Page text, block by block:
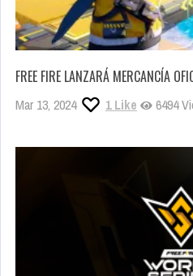
FREE FIRE LANZARÁ MERCANCÍA
Mar 13, 2024 1 Like 6494